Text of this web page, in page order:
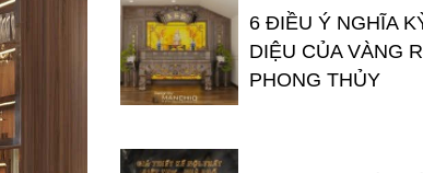
6 ĐIỀU Ý NGHĨA
DIỆU CỦA VÀNG
PHONG THỦY